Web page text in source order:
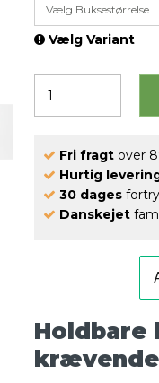
Vælg Buksestørrelse
Vælg Variant
Fri fragt over
Hurtig
30 dages
Danskejet